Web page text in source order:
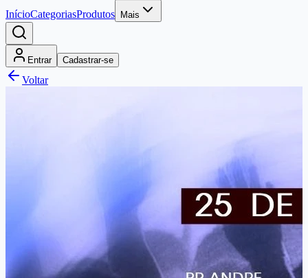
InícioCategoriasProdutos Mais
Entrar Cadastrar-se
Voltar